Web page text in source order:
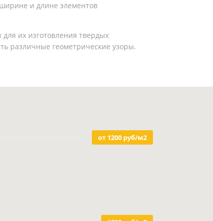
и длине элементов
их изготовления твердых
различные геометрические узоры.
от 1200 руб/м2